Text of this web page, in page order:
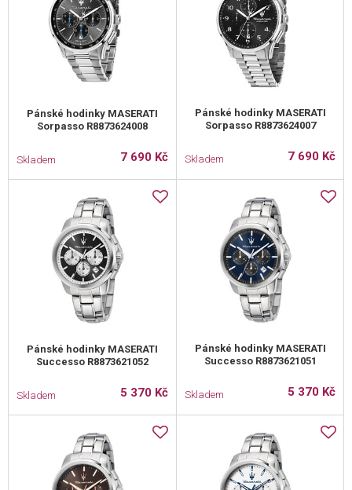
Pánské hodinky MASERATI
Sorpasso R8873624008
Skladem 7 690 Kč
Pánské hodinky MASERATI
Sorpasso R8873624007
Skladem 7 690 Kč
Pánské hodinky MASERATI
Successo R8873621052
Skladem 5 370 Kč
Pánské hodinky MASERATI
Successo R8873621051
Skladem 5 370 Kč